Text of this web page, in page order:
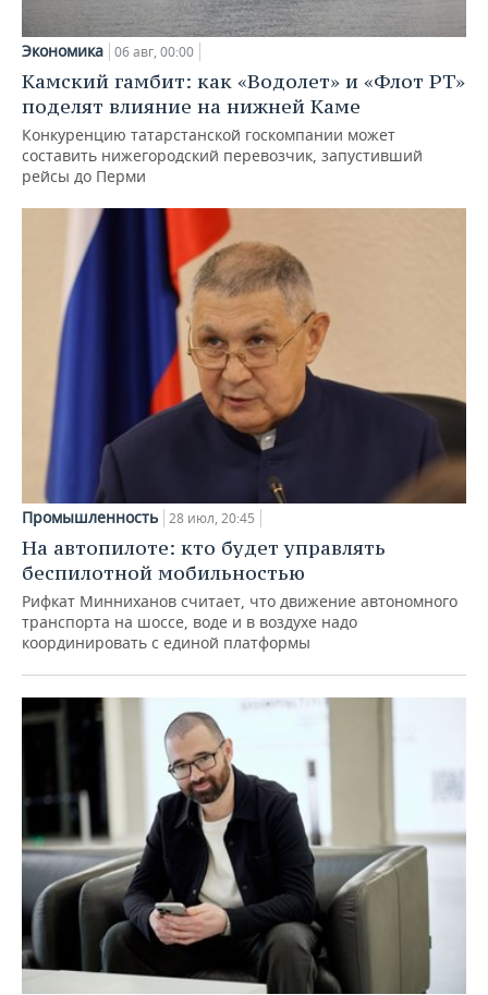
Экономика 06 авг, 00:00
Камский гамбит: как «Водолет» и «Флот РТ»
поделят влияние на нижней Каме
Конкуренцию татарстанской госкомпании может
составить нижегородский перевозчик, запустивший
рейсы до Перми
Промышленность 28 июл, 20:45
На автопилоте: кто будет управлять
беспилотной мобильностью
Рифкат Минниханов считает, что движение автономного
транспорта на шоссе, воде и в воздухе надо
координировать с единой платформы